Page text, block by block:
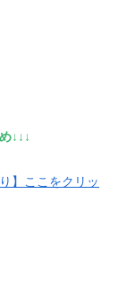
↓↓↓
】ここをクリッ